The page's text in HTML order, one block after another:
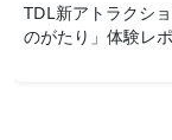
TDL新アトラクシ
のがたり」体験レ